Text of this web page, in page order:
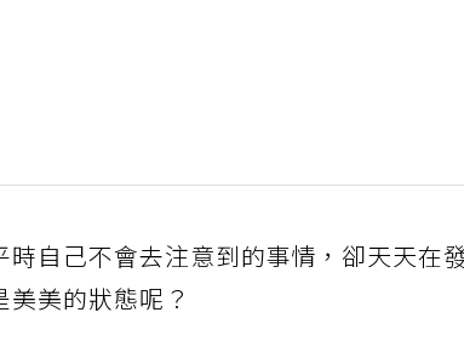
自己不會去注意到的事情，卻天天在
美的狀態呢？